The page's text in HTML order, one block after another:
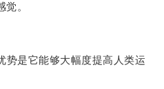
。
是它能够大幅度提高人类运